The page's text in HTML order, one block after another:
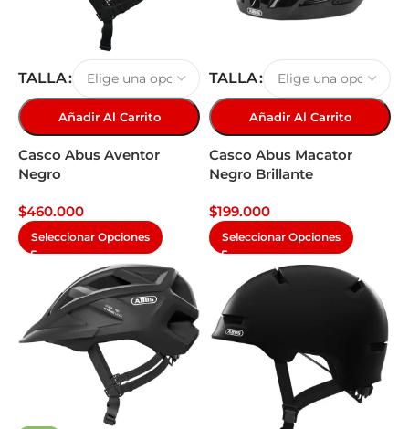
TALLA
Añadir Al Carrito
Casco Abus Aventor
Negro
$460.000
Seleccionar Opciones
TALLA
Añadir Al Carrito
Casco Abus Macator
Negro Brillante
$199.000
Seleccionar Opciones